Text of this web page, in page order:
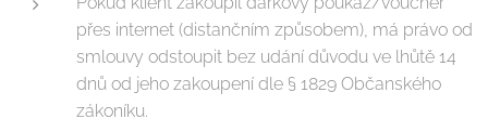
přes internet (distančním způsobem), má právo od
smlouvy odstoupit bez udání důvodu ve lhůtě 14
dnů od jeho zakoupení dle § 1829 Občanského
zákoníku.